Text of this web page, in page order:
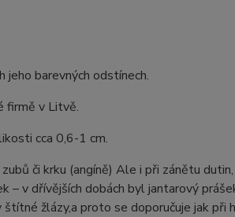
jeho barevných odstínech.
firmě v Litvě.
cca 0,6-1 cm.
či krku (angíně) Ale i při zánětu
– v dřívějších dobách byl jantarový
žlázy,a proto se doporučuje jak při